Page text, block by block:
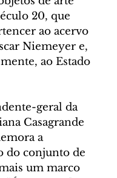
20, que
ao acervo
Niemeyer e,
ao Estado
geral da
Casagrande
a
do conjunto de
um marco